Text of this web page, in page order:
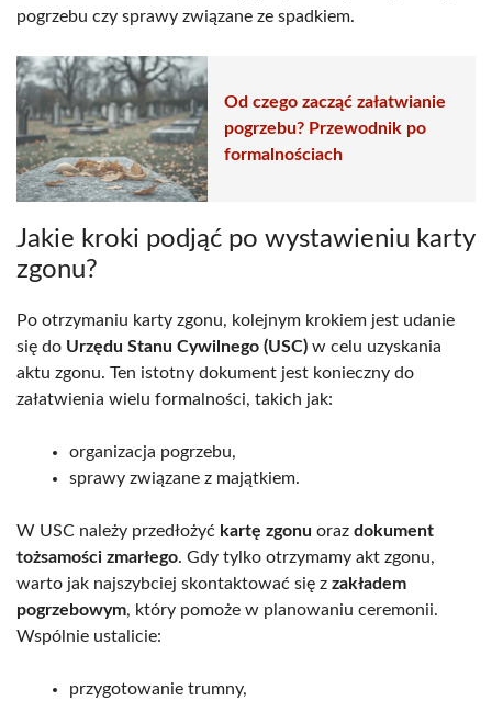
pogrzebu czy sprawy związane ze spadkiem.
Od czego zacząć załatwianie
pogrzebu? Przewodnik po
formalnościach
Jakie kroki podjąć po wystawieniu karty
zgonu?
Po otrzymaniu karty zgonu, kolejnym krokiem jest udanie
się do Urzędu Stanu Cywilnego (USC) w celu uzyskania
aktu zgonu. Ten istotny dokument jest konieczny do
załatwienia wielu formalności, takich jak:
organizacja pogrzebu,
sprawy związane z majątkiem.
W USC należy przedłożyć kartę zgonu oraz dokument
tożsamości zmarłego. Gdy tylko otrzymamy akt zgonu,
warto jak najszybciej skontaktować się z zakładem
pogrzebowym, który pomoże w planowaniu ceremonii.
Wspólnie ustalicie:
przygotowanie trumny,